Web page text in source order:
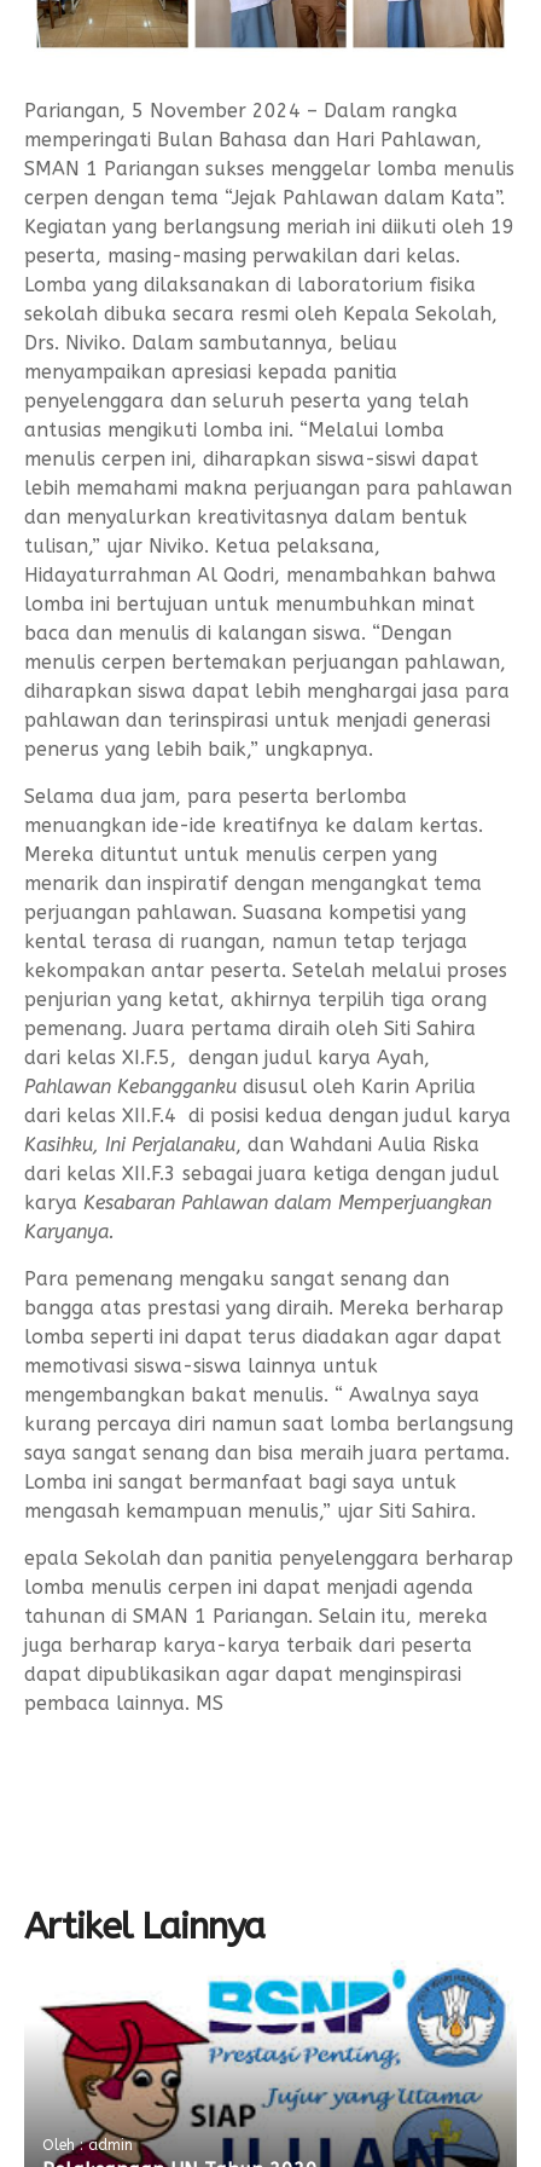
Pariangan, 5 November 2024 – Dalam rangka
memperingati Bulan Bahasa dan Hari Pahlawan,
SMAN 1 Pariangan sukses menggelar lomba menulis
cerpen dengan tema “Jejak Pahlawan dalam Kata”.
Kegiatan yang berlangsung meriah ini diikuti oleh 19
peserta, masing-masing perwakilan dari kelas.
Lomba yang dilaksanakan di laboratorium fisika
sekolah dibuka secara resmi oleh Kepala Sekolah,
Drs. Niviko. Dalam sambutannya, beliau
menyampaikan apresiasi kepada panitia
penyelenggara dan seluruh peserta yang telah
antusias mengikuti lomba ini. “Melalui lomba
menulis cerpen ini, diharapkan siswa-siswi dapat
lebih memahami makna perjuangan para pahlawan
dan menyalurkan kreativitasnya dalam bentuk
tulisan,” ujar Niviko. Ketua pelaksana,
Hidayaturrahman Al Qodri, menambahkan bahwa
lomba ini bertujuan untuk menumbuhkan minat
baca dan menulis di kalangan siswa. “Dengan
menulis cerpen bertemakan perjuangan pahlawan,
diharapkan siswa dapat lebih menghargai jasa para
pahlawan dan terinspirasi untuk menjadi generasi
penerus yang lebih baik,” ungkapnya.
Selama dua jam, para peserta berlomba
menuangkan ide-ide kreatifnya ke dalam kertas.
Mereka dituntut untuk menulis cerpen yang
menarik dan inspiratif dengan mengangkat tema
perjuangan pahlawan. Suasana kompetisi yang
kental terasa di ruangan, namun tetap terjaga
kekompakan antar peserta. Setelah melalui proses
penjurian yang ketat, akhirnya terpilih tiga orang
pemenang. Juara pertama diraih oleh Siti Sahira
dari kelas XI.F.5, dengan judul karya Ayah,
Pahlawan Kebangganku disusul oleh Karin Aprilia
dari kelas XII.F.4 di posisi kedua dengan judul karya
Kasihku, Ini Perjalanaku, dan Wahdani Aulia Riska
dari kelas XII.F.3 sebagai juara ketiga dengan judul
karya Kesabaran Pahlawan dalam Memperjuangkan
Karyanya.
Para pemenang mengaku sangat senang dan
bangga atas prestasi yang diraih. Mereka berharap
lomba seperti ini dapat terus diadakan agar dapat
memotivasi siswa-siswa lainnya untuk
mengembangkan bakat menulis. “ Awalnya saya
kurang percaya diri namun saat lomba berlangsung
saya sangat senang dan bisa meraih juara pertama.
Lomba ini sangat bermanfaat bagi saya untuk
mengasah kemampuan menulis,” ujar Siti Sahira.
epala Sekolah dan panitia penyelenggara berharap
lomba menulis cerpen ini dapat menjadi agenda
tahunan di SMAN 1 Pariangan. Selain itu, mereka
juga berharap karya-karya terbaik dari peserta
dapat dipublikasikan agar dapat menginspirasi
pembaca lainnya. MS
Artikel Lainnya
Oleh : admin